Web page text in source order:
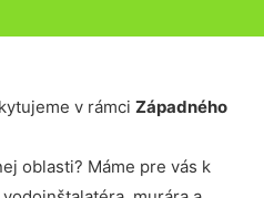
v rámci Západného
oblasti? Máme pre vás k